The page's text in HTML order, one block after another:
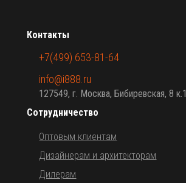
Сотрудничество
Оптовым клиентам
Дизайнерам и архитекторам
Дилерам
Контакты
+7(499) 653-81-64
info@i888.ru
127549, г. Москва, Бибиревская, 8 к.1